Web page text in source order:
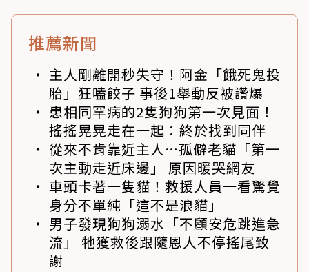
推薦新聞
主人剛離開秒失守！阿金「餓死鬼投
胎」狂嗑餃子 事後1舉動反被讚爆
患相同罕病的2隻狗狗第一次見面！
搖搖晃晃走在一起：終於找到同伴
從來不肯靠近主人…孤僻老貓「第一
次主動走近床邊」 原因暖哭網友
車頭卡著一隻貓！救援人員一看驚覺
身分不單純「這不是浪貓」
男子發現狗狗溺水「不顧安危跳進急
流」 牠獲救後跟隨恩人不停搖尾致
謝